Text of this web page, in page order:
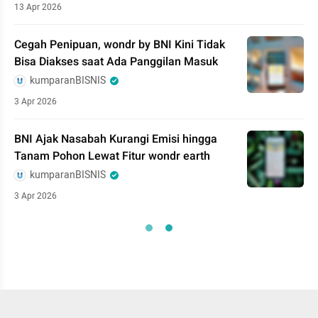
13 Apr 2026
Cegah Penipuan, wondr by BNI Kini Tidak
Bisa Diakses saat Ada Panggilan Masuk
kumparanBISNIS
3 Apr 2026
BNI Ajak Nasabah Kurangi Emisi hingga
Tanam Pohon Lewat Fitur wondr earth
kumparanBISNIS
3 Apr 2026